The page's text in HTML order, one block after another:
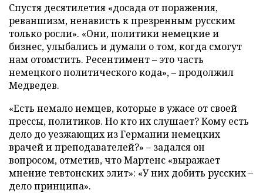
Спустя десятилетия «досада от поражения,
реваншизм, ненависть к презренным русским
только росли». «Они, политики немецкие и
бизнес, улыбались и думали о том, когда смогут
нам отомстить. Ресентимент – это часть
немецкого политического кода», – продолжил
Медведев.
«Есть немало немцев, которые в ужасе от своей
прессы, политиков. Но кто их слушает? Кому есть
дело до уезжающих из Германии немецких
врачей и преподавателей?» – задался он
вопросом, отметив, что Мартенс «выражает
мнение тевтонских элит»: «У них добить русских –
дело принципа».